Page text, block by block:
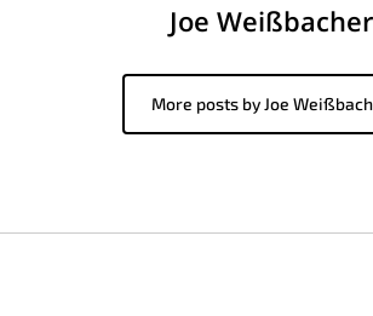
Joe Weißbacher
More posts by Joe